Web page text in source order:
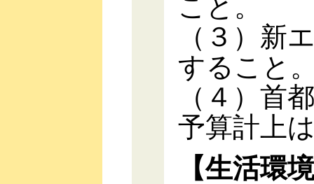
こと。
（３）新
すること
（４）首
予算計上
【生活環